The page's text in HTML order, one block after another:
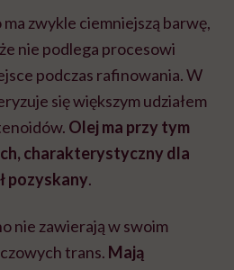
zwykle ciemniejszą barwę,
nie podlega procesowi
podczas rafinowania. W
się większym udziałem
Olej ma przy tym
charakterystyczny dla
pozyskany.
nie zawierają w swoim
trans. Mają